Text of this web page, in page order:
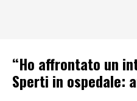
“Ho affrontato un
Sperti in ospedale: